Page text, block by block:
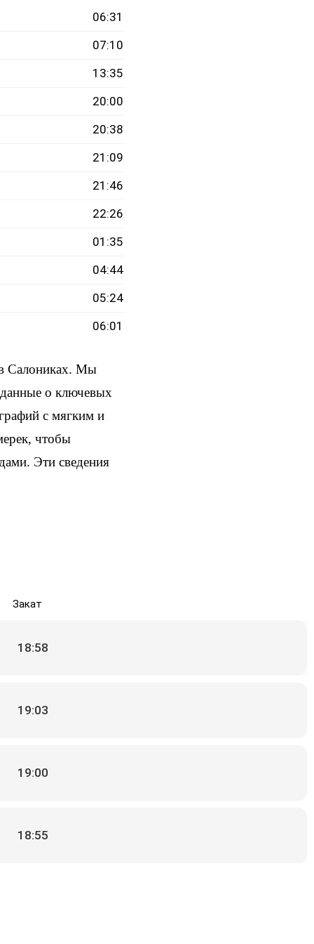
06:31
07:10
13:35
20:00
20:38
21:09
21:46
22:26
01:35
04:44
05:24
06:01
Салониках. Мы
данные о ключевых
с мягким и
чтобы
Эти сведения
Закат
18:58
19:03
19:00
18:55